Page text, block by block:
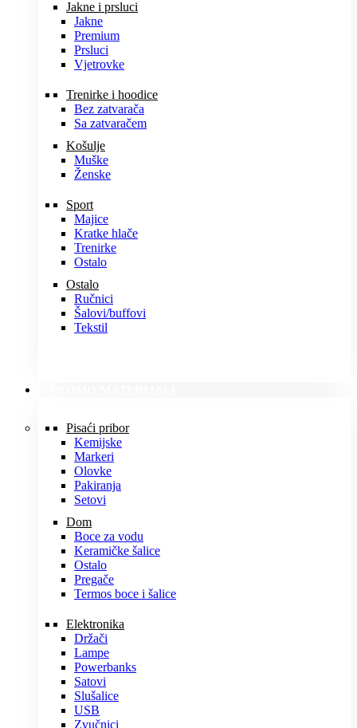
Jakne i prsluci
Jakne
Premium
Prsluci
Vjetrovke
Trenirke i hoodice
Bez zatvarača
Sa zatvaračem
Košulje
Muške
Ženske
Sport
Majice
Kratke hlače
Trenirke
Ostalo
Ostalo
Ručnici
Šalovi/buffovi
Tekstil
Pisaći pribor
Kemijske
Markeri
Olovke
Pakiranja
Setovi
Dom
Boce za vodu
Keramičke šalice
Ostalo
Pregače
Termos boce i šalice
Elektronika
Držači
Lampe
Powerbanks
Satovi
Slušalice
USB
Zvučnici